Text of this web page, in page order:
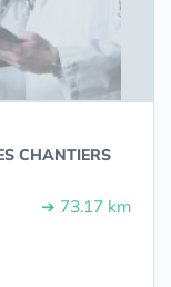
CHANTIERS
➔ 73.17 km